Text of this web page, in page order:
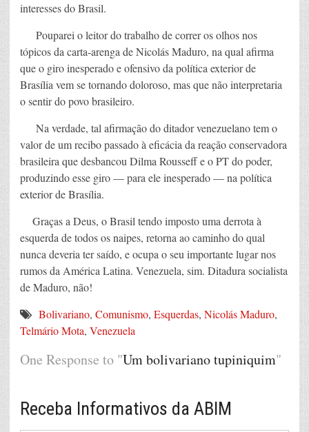
interesses do Brasil.
Pouparei o leitor do trabalho de correr os olhos nos
tópicos da carta-arenga de Nicolás Maduro, na qual afirma
que o giro inesperado e ofensivo da política exterior de
Brasília vem se tornando doloroso, mas que não interpretaria
o sentir do povo brasileiro.
Na verdade, tal afirmação do ditador venezuelano tem o
valor de um recibo passado à eficácia da reação conservadora
brasileira que desbancou Dilma Rousseff e o PT do poder,
produzindo esse giro — para ele inesperado — na política
exterior de Brasília.
Graças a Deus, o Brasil tendo imposto uma derrota à
esquerda de todos os naipes, retorna ao caminho do qual
nunca deveria ter saído, e ocupa o seu importante lugar nos
rumos da América Latina. Venezuela, sim. Ditadura socialista
de Maduro, não!
Bolivariano, Comunismo, Esquerdas, Nicolás Maduro,
Telmário Mota, Venezuela
One Response to "Um bolivariano tupiniquim"
Receba Informativos da ABIM